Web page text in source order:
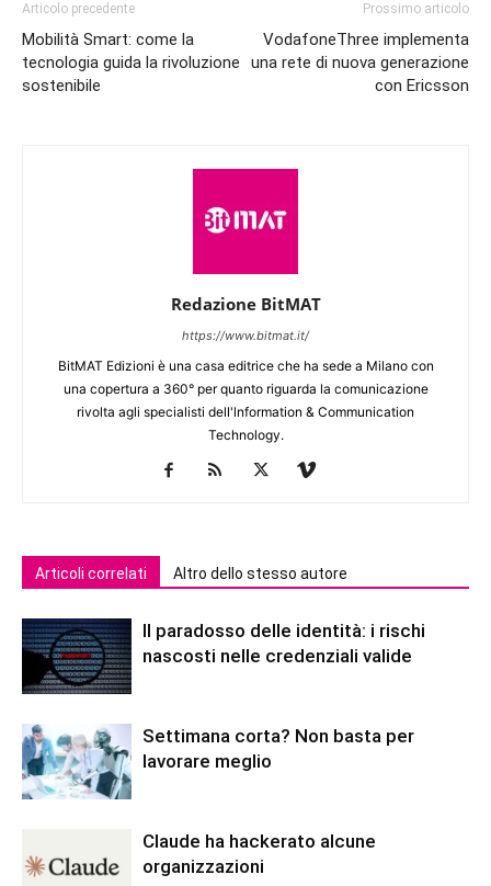
Articolo precedente
Mobilità Smart: come la
tecnologia guida la rivoluzione
sostenibile
Prossimo articolo
VodafoneThree implementa
una rete di nuova generazione
con Ericsson
Redazione BitMAT
https://www.bitmat.it/
BitMAT Edizioni è una casa editrice che ha sede a Milano con
una copertura a 360° per quanto riguarda la comunicazione
rivolta agli specialisti dell'lnformation & Communication
Technology.
Articoli correlati Altro dello stesso autore
Il paradosso delle identità: i rischi
nascosti nelle credenziali valide
Settimana corta? Non basta per
lavorare meglio
Claude ha hackerato alcune
organizzazioni